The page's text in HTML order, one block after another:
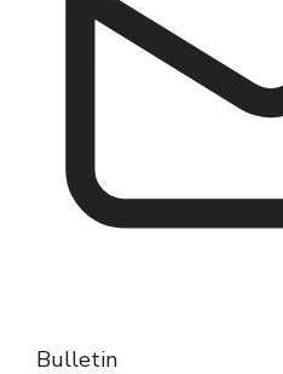
Bulletin